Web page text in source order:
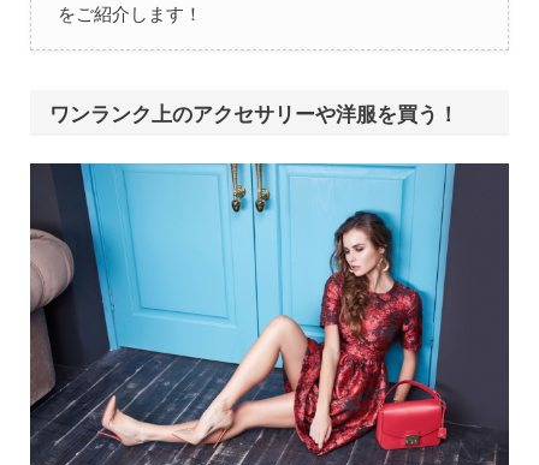
をご紹介します！
ワンランク上のアクセサリーや洋服を買う！